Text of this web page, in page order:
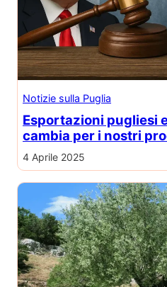
Notizie sulla Puglia
Esportazioni pugliesi
cambia per i nostri
4 Aprile 2025